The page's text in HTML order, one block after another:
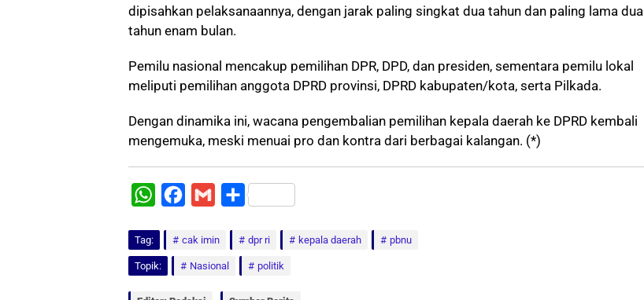
dipisahkan pelaksanaannya, dengan jarak paling singkat dua tahun dan paling lama dua
tahun enam bulan.
Pemilu nasional mencakup pemilihan DPR, DPD, dan presiden, sementara pemilu lokal
meliputi pemilihan anggota DPRD provinsi, DPRD kabupaten/kota, serta Pilkada.
Dengan dinamika ini, wacana pengembalian pemilihan kepala daerah ke DPRD kembali
mengemuka, meski menuai pro dan kontra dari berbagai kalangan. (*)
W
t
c
e
a
i
S
a
r
Tag: cak imin dpr ri kepala daerah pbnu
Topik: Nasional politik